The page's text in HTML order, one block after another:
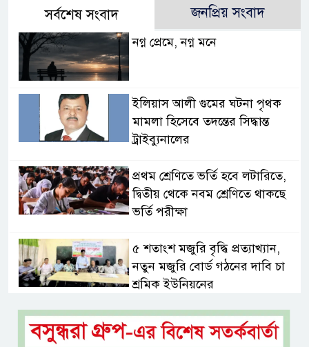
সর্বশেষ সংবাদ জনপ্রিয় সংবাদ
নগ্ন প্রেমে, নগ্ন মনে
ইলিয়াস আলী গুমের ঘটনা পৃথক
মামলা হিসেবে তদন্তের সিদ্ধান্ত
ট্রাইব্যুনালের
প্রথম শ্রেণিতে ভর্তি হবে লটারিতে,
দ্বিতীয় থেকে নবম শ্রেণিতে থাকছে
ভর্তি পরীক্ষা
৫ শতাংশ মজুরি বৃদ্ধি প্রত্যাখ্যান,
নতুন মজুরি বোর্ড গঠনের দাবি চা
শ্রমিক ইউনিয়নের
টাঙ্গাইল জেলা পরিষদের উদ্যোগে
২৩ লাখ টাকার আর্থিক অনুদানের